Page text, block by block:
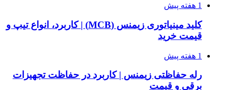
1 هفته پیش
کلید مینیاتوری زیمنس (MCB) | کاربرد، انواع تیپ و
قیمت خرید
1 هفته پیش
رله حفاظتی زیمنس | کاربرد در حفاظت تجهیزات
برقی و قیمت